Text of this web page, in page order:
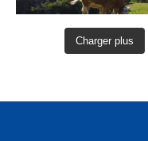
Charger plus